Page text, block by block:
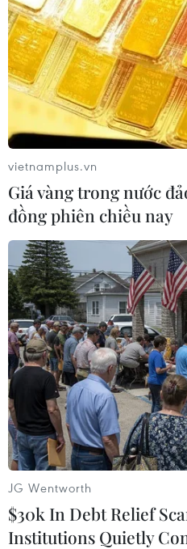
Bóng đá nam SEA
chung bảng với Thái
05/04/2023 09:03
Đội tuyển U22 Việt Nam
Malaysia, Singapore và Lào
kiến bắt đầu thi đấu từ
vietnamplus.vn
Giá vàng trong nước
đồng phiên chiều nay
JG Wentworth
$30k In Debt Relief
Institutions Quietly